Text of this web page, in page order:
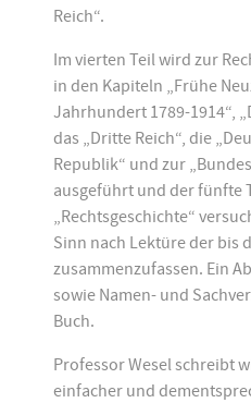
Reich“.
Im vierten Teil wird zur
in den Kapiteln „Frühe
Jahrhundert 1789-1914“,
das „Dritte Reich“, die
Republik“ und zur
ausgeführt und der fünfte
„Rechtsgeschichte“
Sinn nach Lektüre der bis
zusammenzufassen. Ein
sowie Namen- und
Buch.
Professor Wesel schreibt
einfacher und